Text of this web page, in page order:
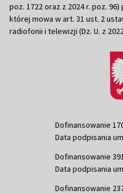
poz. 1722 oraz z 2024 r. poz.
której mowa w art. 31 ust. 2
radiofonii i telewizji (Dz. U. z
Dofinansowanie
Data podpisania
Dofinansowanie
Data podpisania
Dofinansowanie